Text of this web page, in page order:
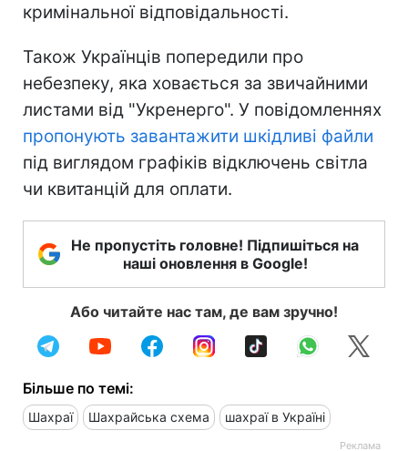
кримінальної відповідальності.
Також Українців попередили про
небезпеку, яка ховається за звичайними
листами від "Укренерго". У повідомленнях
пропонують завантажити шкідливі файли
під виглядом графіків відключень світла
чи квитанцій для оплати.
Не пропустіть головне! Підпишіться на
наші оновлення в Google!
Або читайте нас там, де вам зручно!
Більше по темі:
Шахраї Шахрайська схема шахраї в Україні